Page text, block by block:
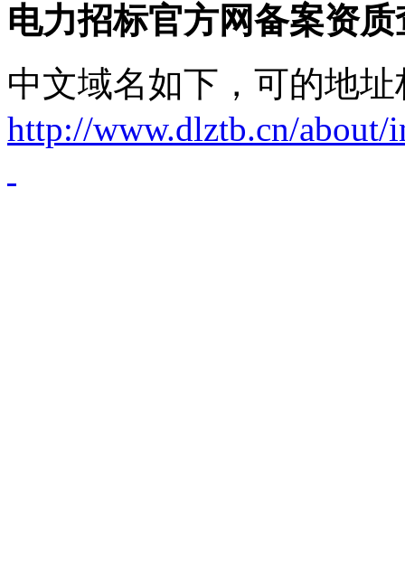
电力招标官方网备案资质
中文域名如下，可的地
http://www.dlztb.cn/about/